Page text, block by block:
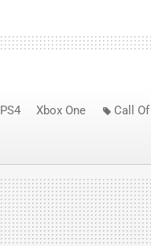
PS4 Xbox One Call